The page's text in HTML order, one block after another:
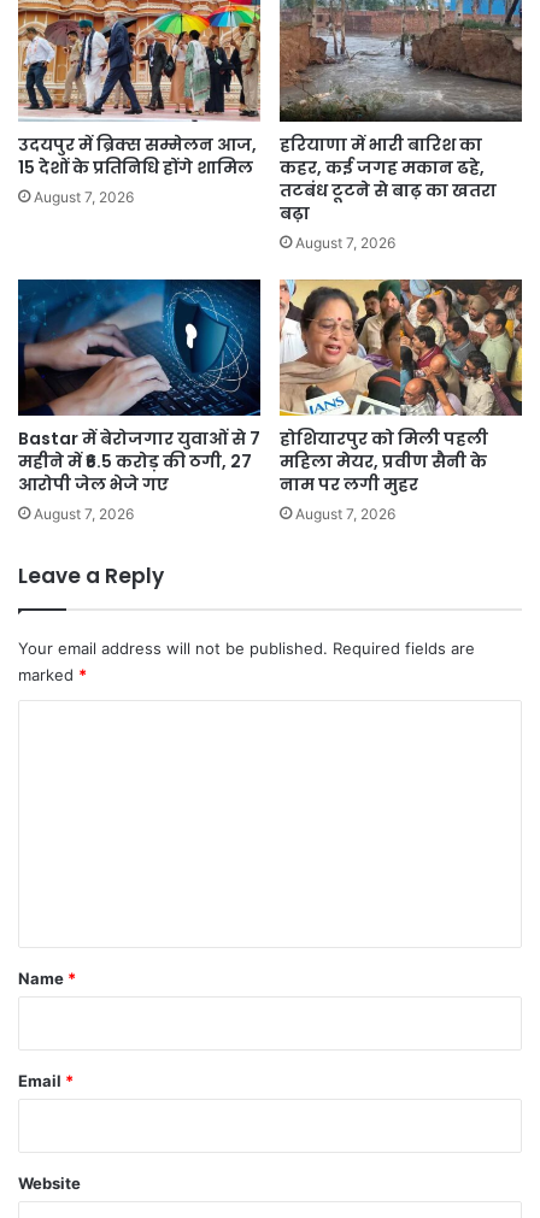
पड़ेगा
असर?
उदयपुर में ब्रिक्स सम्मेलन आज,
15 देशों के प्रतिनिधि होंगे शामिल
August 7, 2026
हरियाणा में भारी बारिश का
कहर, कई जगह मकान ढहे,
तटबंध टूटने से बाढ़ का खतरा
बढ़ा
August 7, 2026
Bastar में बेरोजगार युवाओं से 7
महीने में ₹6.5 करोड़ की ठगी, 27
आरोपी जेल भेजे गए
August 7, 2026
होशियारपुर को मिली पहली
महिला मेयर, प्रवीण सैनी के
नाम पर लगी मुहर
August 7, 2026
Leave a Reply
Your email address will not be published. Required fields are
marked *
*
Name *
Email *
Website